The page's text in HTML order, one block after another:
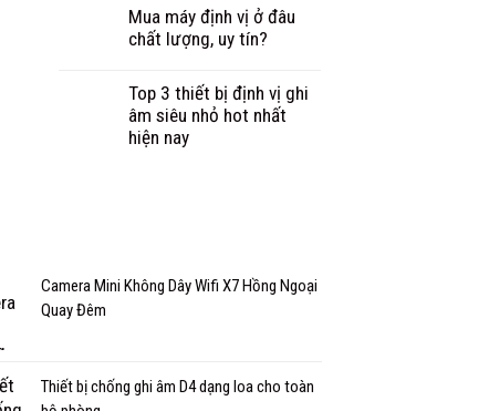
Mua máy định vị ở đâu
chất lượng, uy tín?
Top 3 thiết bị định vị ghi
âm siêu nhỏ hot nhất
hiện nay
Camera Mini Không Dây Wifi X7 Hồng Ngoại
Quay Đêm
Thiết bị chống ghi âm D4 dạng loa cho toàn